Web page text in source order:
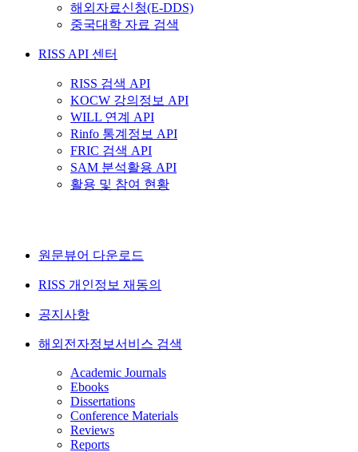
해외자료신청(E-DDS)
중국대학 자료 검색
RISS API 센터
RISS 검색 API
KOCW 강의정보 API
WILL 연계 API
Rinfo 통계정보 API
FRIC 검색 API
SAM 분석활용 API
활용 및 참여 현황
원문뷰어 다운로드
RISS 개인정보 재동의
공지사항
해외전자정보서비스 검색
Academic Journals
Ebooks
Dissertations
Conference Materials
Reviews
Reports